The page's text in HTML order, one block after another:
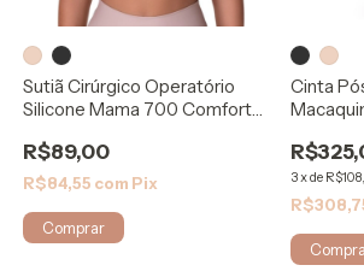
Sutiã Cirúrgico Operatório
Silicone Mama 700 Comfort
R$89,00
R$84,55 com Pix
Comprar
Cinta
3xde